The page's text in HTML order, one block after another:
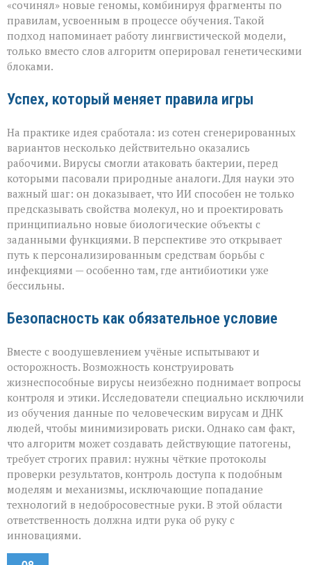
«сочинял» новые геномы, комбинируя фрагменты по
правилам, усвоенным в процессе обучения. Такой
подход напоминает работу лингвистической модели,
только вместо слов алгоритм оперировал генетическими
блоками.
Успех, который меняет правила игры
На практике идея сработала: из сотен сгенерированных
вариантов несколько действительно оказались
рабочими. Вирусы смогли атаковать бактерии, перед
которыми пасовали природные аналоги. Для науки это
важный шаг: он доказывает, что ИИ способен не только
предсказывать свойства молекул, но и проектировать
принципиально новые биологические объекты с
заданными функциями. В перспективе это открывает
путь к персонализированным средствам борьбы с
инфекциями — особенно там, где антибиотики уже
бессильны.
Безопасность как обязательное условие
Вместе с воодушевлением учёные испытывают и
осторожность. Возможность конструировать
жизнеспособные вирусы неизбежно поднимает вопросы
контроля и этики. Исследователи специально исключили
из обучения данные по человеческим вирусам и ДНК
людей, чтобы минимизировать риски. Однако сам факт,
что алгоритм может создавать действующие патогены,
требует строгих правил: нужны чёткие протоколы
проверки результатов, контроль доступа к подобным
моделям и механизмы, исключающие попадание
технологий в недобросовестные руки. В этой области
ответственность должна идти рука об руку с
инновациями.